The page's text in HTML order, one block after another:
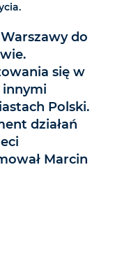
do
się w
Polski.
działań
Marcin